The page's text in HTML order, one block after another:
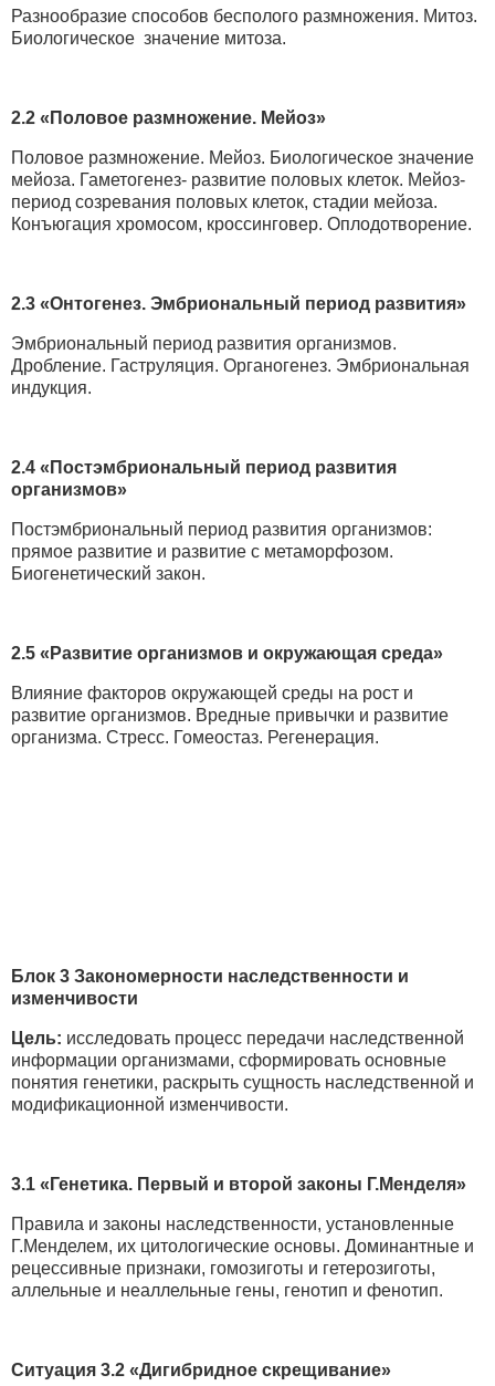
Разнообразие способов бесполого размножения. Митоз.
Биологическое значение митоза.
2.2 «Половое размножение. Мейоз»
Половое размножение. Мейоз. Биологическое значение
мейоза. Гаметогенез- развитие половых клеток. Мейоз-
период созревания половых клеток, стадии мейоза.
Конъюгация хромосом, кроссинговер. Оплодотворение.
2.3 «Онтогенез. Эмбриональный период развития»
Эмбриональный период развития организмов.
Дробление. Гаструляция. Органогенез. Эмбриональная
индукция.
2.4 «Постэмбриональный период развития
организмов»
Постэмбриональный период развития организмов:
прямое развитие и развитие с метаморфозом.
Биогенетический закон.
2.5 «Развитие организмов и окружающая среда»
Влияние факторов окружающей среды на рост и
развитие организмов. Вредные привычки и развитие
организма. Стресс. Гомеостаз. Регенерация.
Блок 3 Закономерности наследственности и
изменчивости
Цель: исследовать процесс передачи наследственной
информации организмами, сформировать основные
понятия генетики, раскрыть сущность наследственной и
модификационной изменчивости.
3.1 «Генетика. Первый и второй законы Г.Менделя»
Правила и законы наследственности, установленные
Г.Менделем, их цитологические основы. Доминантные и
рецессивные признаки, гомозиготы и гетерозиготы,
аллельные и неаллельные гены, генотип и фенотип.
Ситуация 3.2 «Дигибридное скрещивание»